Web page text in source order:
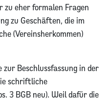
zu eher formalen Fragen
zu Geschäften, die im
(Vereinsherkommen)
Beschlussfassung in der
schriftliche
3 BGB neu). Weil dafür die